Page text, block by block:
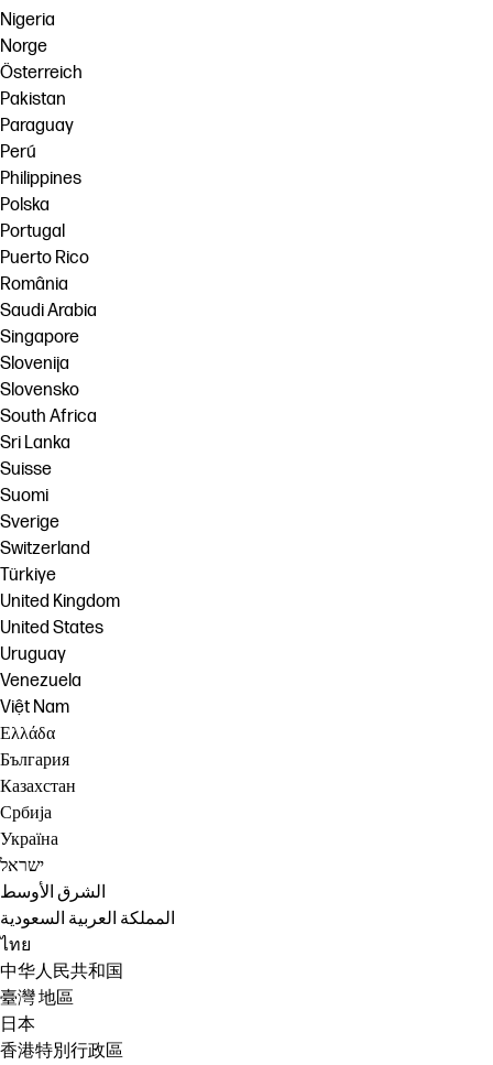
Nigeria
Norge
Österreich
Pakistan
Paraguay
Perú
Philippines
Polska
Portugal
Puerto Rico
România
Saudi Arabia
Singapore
Slovenija
Slovensko
South Africa
Sri Lanka
Suisse
Suomi
Sverige
Switzerland
Türkiye
United Kingdom
United States
Uruguay
Venezuela
Việt Nam
Ελλάδα
България
Казахстан
Србија
Україна
ישראל
الشرق الأوسط
المملكة العربية السعودية
ไทย
中华人民共和国
臺灣 地區
日本
香港特別行政區